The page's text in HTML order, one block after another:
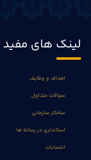
لینک های مفید
اهداف و وظایف
سوالات متداول
ساختار سازمانی
استانداری در رسانه ها
انتصابات